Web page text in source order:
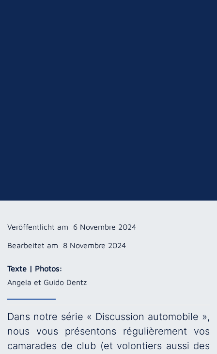
Dans notre série « Discussion automobile »,
nous vous présentons régulièrement vos
camarades de club (et volontiers aussi des
Veröffentlicht am 6 Novembre 2024
Bearbeitet am 8 Novembre 2024
Texte | Photos:
Angela et Guido Dentz